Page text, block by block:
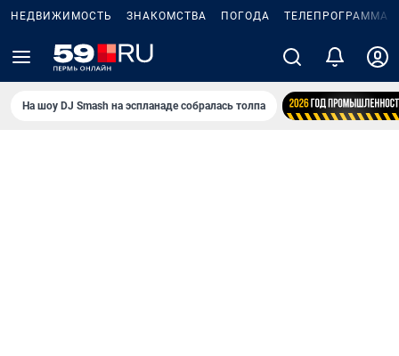
НЕДВИЖИМОСТЬ ЗНАКОМСТВА ПОГОДА ТЕЛЕПРОГРАММА
На шоу DJ Smash на эспланаде собралась толпа